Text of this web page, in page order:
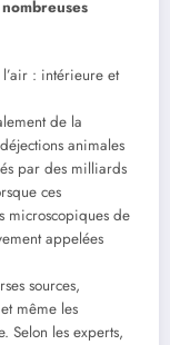
: intérieure et
de la
animales
par des milliards
ces
microscopiques de
appelées
sources,
même les
Selon les experts,